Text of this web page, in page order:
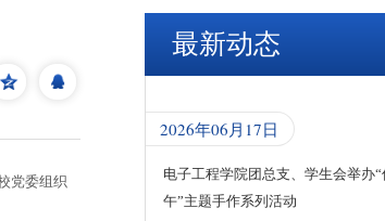
党委组织
最新动态
2026年06月17日
电子工程学院团总支、学生会举办
午”主题手作系列活动